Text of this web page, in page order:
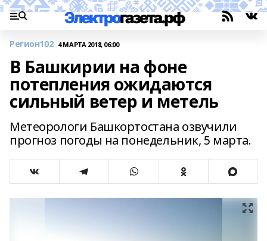
Регион102 4 МАРТА 2018, 06:00
В Башкирии на фоне
потепления ожидаются
сильный ветер и метель
Метеорологи Башкортостана озвучили
прогноз погоды на понедельник, 5 марта.